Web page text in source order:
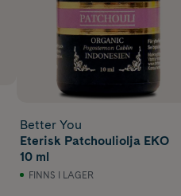
Better You
Eterisk Patchouliolja EKO
10 ml
FINNS I LAGER